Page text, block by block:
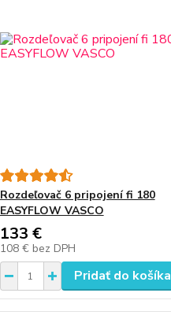
Rozdeľovač 6 pripojení fi 180
EASYFLOW VASCO
133 €
108 € bez DPH
Pridať do košíka